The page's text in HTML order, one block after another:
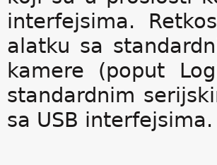
interfejsima.
alatku sa
kamere (poput
standardnim
sa USB interfejsima.